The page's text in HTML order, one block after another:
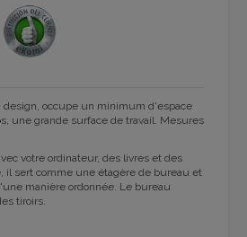
design, occupe un minimum d'espace
une grande surface de travail. Mesures
votre ordinateur, des livres et des
il sert comme une étagère de bureau et
manière ordonnée. Le bureau
tiroirs.